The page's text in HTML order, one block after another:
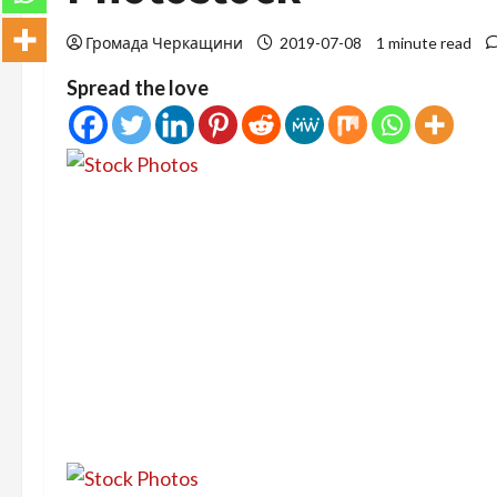
Громада Черкащини 2019-07-08 1 minute read
Spread the love